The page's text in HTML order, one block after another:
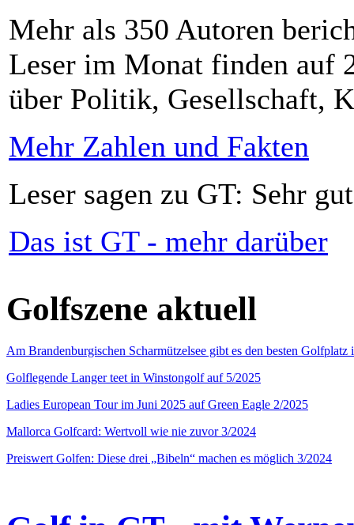
Mehr als 350 Autoren
Leser im Monat finden auf
über Politik, Gesellschaft,
Mehr Zahlen und Fakten
Leser sagen zu GT: Sehr
Das ist GT - mehr darüber
Golfszene aktuell
Am Brandenburgischen Scharmützelsee gibt es den besten
Golflegende Langer teet in Winstongolf auf 5/2025
Ladies European Tour im Juni 2025 auf Green Eagle 2/2025
Mallorca Golfcard: Wertvoll wie nie zuvor 3/2024
Preiswert Golfen: Diese drei „Bibeln“ machen es möglich 3/2024